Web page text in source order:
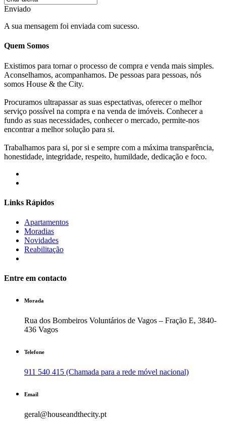
Enviado
A sua mensagem foi enviada com sucesso.
Quem Somos
Existimos para tornar o processo de compra e venda mais simples.
Aconselhamos, acompanhamos. De pessoas para pessoas, nós
somos House & the City.
Procuramos ultrapassar as suas espectativas, oferecer o melhor
serviço possível na compra e na venda de imóveis. Conhecer a
fundo as suas necessidades, conhecer o mercado, permite-nos
encontrar a melhor solução para si.
Trabalhamos para si, por si e sempre com a máxima transparência,
honestidade, integridade, respeito, humildade, dedicação e foco.
Links Rápidos
Apartamentos
Moradias
Novidades
Reabilitação
Entre em contacto
Morada
Rua dos Bombeiros Voluntários de Vagos – Fração E, 3840-
436 Vagos
Telefone
911 540 415 (Chamada para a rede móvel nacional)
Email
geral@houseandthecity.pt